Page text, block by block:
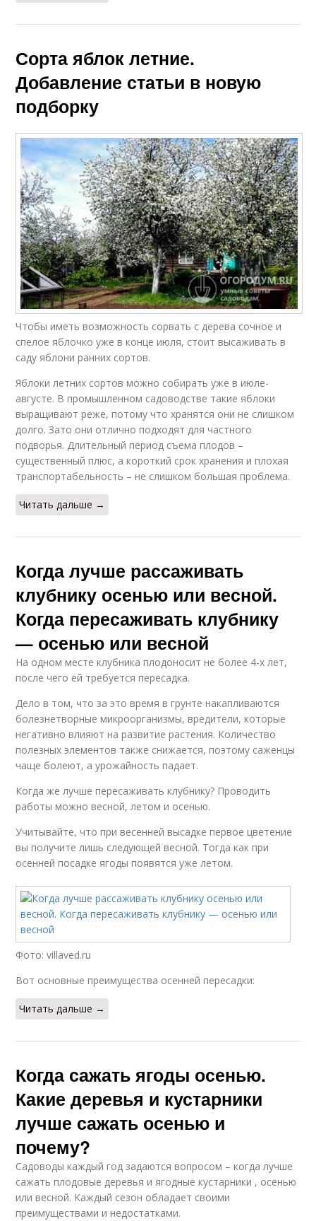
Сорта яблок летние.
Добавление статьи в новую
подборку
Чтобы иметь возможность сорвать с дерева сочное и
спелое яблочко уже в конце июля, стоит высаживать в
саду яблони ранних сортов.
Яблоки летних сортов можно собирать уже в июле-
августе. В промышленном садоводстве такие яблоки
выращивают реже, потому что хранятся они не слишком
долго. Зато они отлично подходят для частного
подворья. Длительный период съема плодов –
существенный плюс, а короткий срок хранения и плохая
транспортабельность – не слишком большая проблема.
Читать дальше →
Когда лучше рассаживать
клубнику осенью или весной.
Когда пересаживать клубнику
— осенью или весной
На одном месте клубника плодоносит не более 4-х лет,
после чего ей требуется пересадка.
Дело в том, что за это время в грунте накапливаются
болезнетворные микроорганизмы, вредители, которые
негативно влияют на развитие растения. Количество
полезных элементов также снижается, поэтому саженцы
чаще болеют, а урожайность падает.
Когда же лучше пересаживать клубнику? Проводить
работы можно весной, летом и осенью.
Учитывайте, что при весенней высадке первое цветение
вы получите лишь следующей весной. Тогда как при
осенней посадке ягоды появятся уже летом.
Фото: villaved.ru
Вот основные преимущества осенней пересадки:
Читать дальше →
Когда сажать ягоды осенью.
Какие деревья и кустарники
лучше сажать осенью и
почему?
Садоводы каждый год задаются вопросом – когда лучше
сажать плодовые деревья и ягодные кустарники , осенью
или весной. Каждый сезон обладает своими
преимуществами и недостатками.